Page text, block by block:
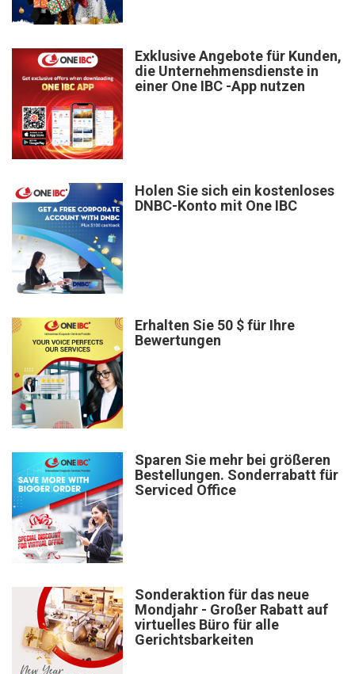
Exklusive Angebote für Kunden,
die Unternehmensdienste in
einer One IBC -App nutzen
Holen Sie sich ein kostenloses
DNBC-Konto mit One IBC
Erhalten Sie 50 $ für Ihre
Bewertungen
Sparen Sie mehr bei größeren
Bestellungen. Sonderrabatt für
Serviced Office
Sonderaktion für das neue
Mondjahr - Großer Rabatt auf
virtuelles Büro für alle
Gerichtsbarkeiten